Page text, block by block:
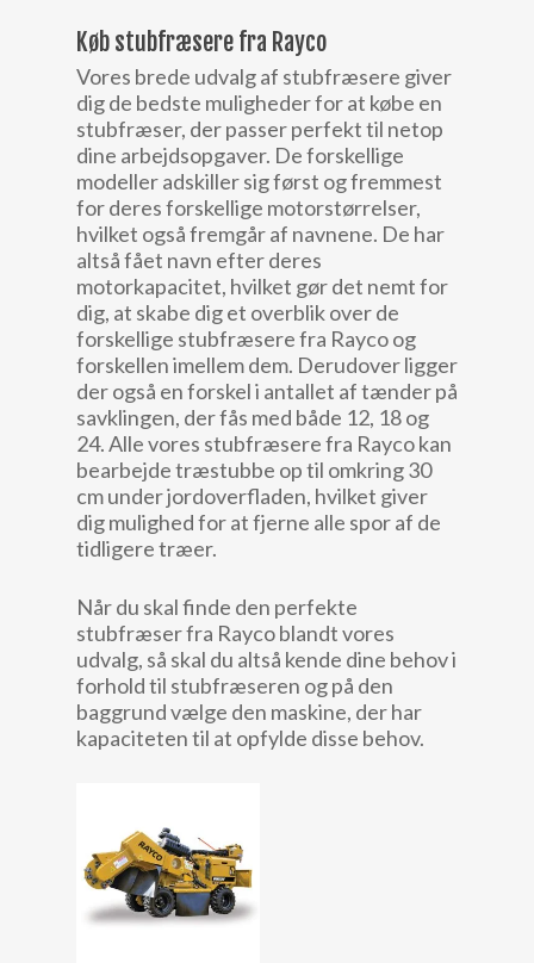
Køb stubfræsere fra Rayco
Vores brede udvalg af stubfræsere giver
dig de bedste muligheder for at købe en
stubfræser, der passer perfekt til netop
dine arbejdsopgaver. De forskellige
modeller adskiller sig først og fremmest
for deres forskellige motorstørrelser,
hvilket også fremgår af navnene. De har
altså fået navn efter deres
motorkapacitet, hvilket gør det nemt for
dig, at skabe dig et overblik over de
forskellige stubfræsere fra Rayco og
forskellen imellem dem. Derudover ligger
der også en forskel i antallet af tænder på
savklingen, der fås med både 12, 18 og
24. Alle vores stubfræsere fra Rayco kan
bearbejde træstubbe op til omkring 30
cm under jordoverfladen, hvilket giver
dig mulighed for at fjerne alle spor af de
tidligere træer.
Når du skal finde den perfekte
stubfræser fra Rayco blandt vores
udvalg, så skal du altså kende dine behov i
forhold til stubfræseren og på den
baggrund vælge den maskine, der har
kapaciteten til at opfylde disse behov.